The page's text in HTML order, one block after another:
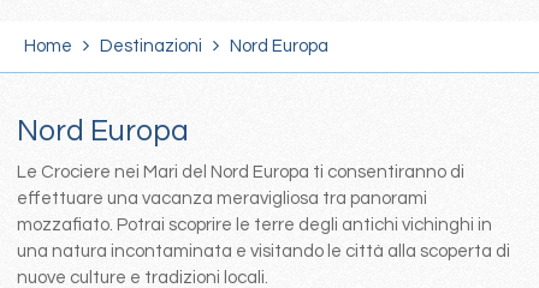
Home Destinazioni Nord Europa
Nord Europa
Le Crociere nei Mari del Nord Europa ti consentiranno di
effettuare una vacanza meravigliosa tra panorami
mozzafiato. Potrai scoprire le terre degli antichi vichinghi in
una natura incontaminata e visitando le città alla scoperta di
nuove culture e tradizioni locali.